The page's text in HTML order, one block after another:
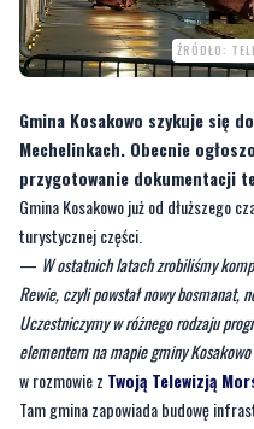
Gmina Kosakowo szykuje się
Mechelinkach. Obecnie
Gmina Kosakowo już od dłuższego
turystycznej części.
—W ostatnich latach zrobiliśmy
Rewie, czyli powstał nowy bosmanat,
Uczestniczymy w różnego rodzaju
elementem na mapie gminy
w rozmowie zTwoją Telewizją
Tam gmina zapowiada budowę
możliwości obsługi przez nią
—Chcemy, aby docelowo w
profesjonalne zaplecze dla żeglarzy.